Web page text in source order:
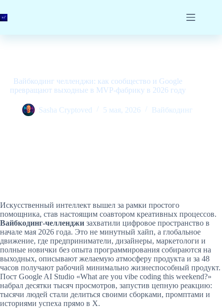
к
сути
Вайбкодинг челленджи: как сообщество и Google
превращают выходные в MVP-фабрику в 2026 году
Sasha Cryptoved 5 мая, 2026 Вайбкодинг
Искусственный интеллект вышел за рамки простого
помощника, став настоящим соавтором креативных процессов.
Вайбкодинг-челленджи захватили цифровое пространство в
начале мая 2026 года. Это не минутный хайп, а глобальное
движение, где предприниматели, дизайнеры, маркетологи и
полные новички без опыта программирования собираются на
выходных, описывают желаемую атмосферу продукта и за 48
часов получают рабочий минимально жизнеспособный продукт.
Пост Google AI Studio «What are you vibe coding this weekend?»
набрал десятки тысяч просмотров, запустив цепную реакцию:
тысячи людей стали делиться своими сборками, промптами и
историями успеха прямо в X.